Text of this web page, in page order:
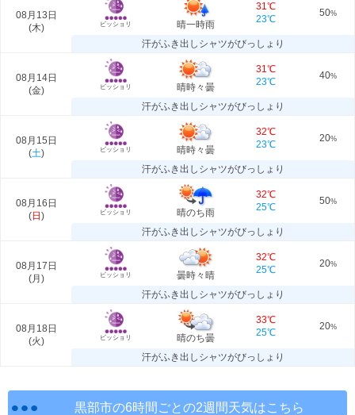
08月13日
(木) ビッショリ 晴一時雨
31℃
23℃
50%
汗がふき出しシャツがびっしょり
08月14日
(金) ビッショリ 晴時々曇
31℃
23℃
40%
汗がふき出しシャツがびっしょり
08月15日
(土) ビッショリ 晴時々曇
32℃
23℃
20%
汗がふき出しシャツがびっしょり
08月16日
(日 ) ビッショリ 晴のち雨
32℃
25℃
50%
汗がふき出しシャツがびっしょり
08月17日
(月 ) ビッショリ 曇時々晴
32℃
25℃
20%
汗がふき出しシャツがびっしょり
08月18日
(火) ビッショリ 晴のち曇
33℃
25℃
20%
汗がふき出しシャツがびっしょり
黒部市の6時間ごとの2週間天気はこちら